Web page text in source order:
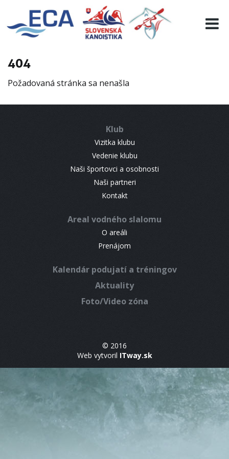
404
Požadovaná stránka sa nenašla
Klub
Vizitka klubu
Vedenie klubu
Naši športovci a osobnosti
Naši partneri
Kontakt
Areal vodného slalomu
O areáli
Prenájom
Kalendár podujatí a tréningov
Aktuality
Foto/Video zóna
© 2016
Web vytvoril ITway.sk
EURO 19
INFO
RESULTS
CONTACT